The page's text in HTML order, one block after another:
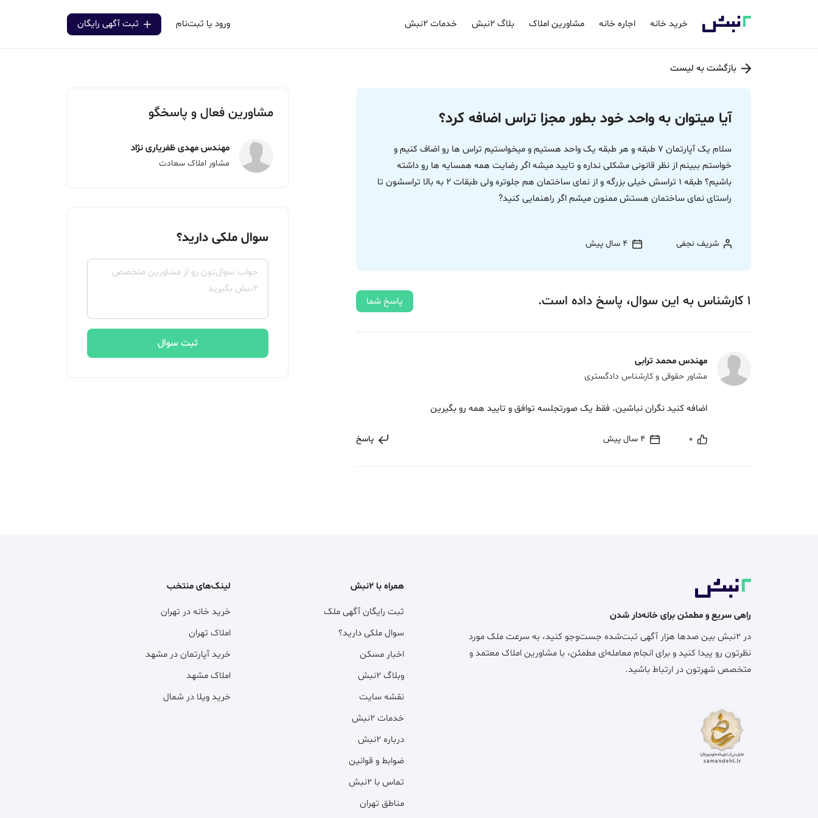
خرید خانه اجاره خانه مشاورین املاک بلاگ ۲نبش خدمات ۲نبش ورود یا ثبت‌نام ثبت آگهی رایگان
بازگشت به لیست
آیا میتوان به واحد خود بطور مجزا تراس اضافه کرد؟
سلام یک آپارتمان 7 طبقه و هر طبقه یک واحد هستیم و میخواستیم تراس ها رو اضاف کنیم و
خواستم ببینم از نظر قانونی مشکلی نداره و تایید میشه اگر رضایت همه همسایه ها رو داشته
باشیم؟ طبقه 1 تراسش خیلی بزرگه و از نمای ساختمان هم جلوتره ولی طبقات 2 به بالا تراسشون تا
راستای نمای ساختمان هستش ممنون میشم اگر راهنمایی کنید?
شریف نجفی 4 سال پیش
1 کارشناس به این سوال، پاسخ داده‌ است. پاسخ شما
مهندس محمد ترابی
مشاور حقوقی و کارشناس دادگستری
اضافه کنید نگران نباشین. فقط یک صورتجلسه توافق و تایید همه رو بگیرین
0 4 سال پیش پاسخ
مشاورین فعال و پاسخگو
مهندس مهدی ظفریاری نژاد
مشاور املاک سعادت
سوال ملکی دارید؟
ثبت سوال
راهی سریع و مطمئن برای خانه‌دار شدن
در ۲نبش بین صدها هزار آگهی ثبت‌شده جست‌وجو کنید، به سرعت ملک مورد
نظرتون رو پیدا کنید و برای انجام معامله‌ای مطمئن، با مشاورین املاک معتمد و
متخصص شهرتون در ارتباط باشید.
همراه با ۲نبش
ثبت رایگان آگهی ملک
سوال ملکی دارید؟
اخبار مسکن
وبلاگ ۲نبش
نقشه سایت
خدمات ۲نبش
درباره ۲نبش
ضوابط و قوانین
تماس با ۲نبش
مناطق تهران
لینک‌های منتخب
خرید خانه در تهران
املاک تهران
خرید آپارتمان در مشهد
املاک مشهد
خرید ویلا در شمال